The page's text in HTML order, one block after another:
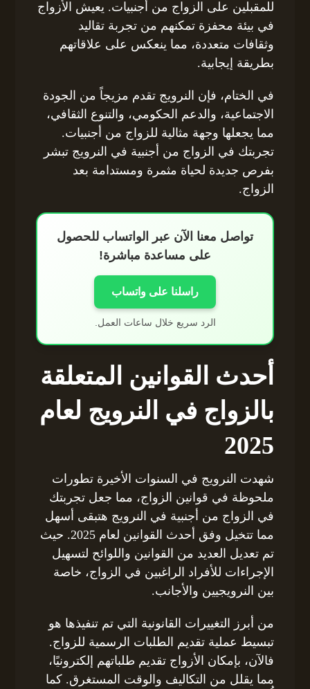
للمقبلين على الزواج من أجنبيات. يعيش الأزواج
في بيئة محفزة تمكنهم من تجربة تقاليد
وثقافات متعددة، مما ينعكس على علاقاتهم
بطريقة إيجابية.
في الختام، فإن النرويج تقدم مزيجاً من الجودة
الاجتماعية، والدعم الحكومي، والتنوع الثقافي،
مما يجعلها وجهة مثالية للزواج من أجنبيات.
تجربتك في الزواج من أجنبية في النرويج تبشر
بفرص جديدة لحياة مثمرة ومستدامة بعد
الزواج.
تواصل معنا الآن عبر الواتساب للحصول
على مساعدة مباشرة!
راسلنا على واتساب
الرد سريع خلال ساعات العمل.
أحدث القوانين المتعلقة
بالزواج في النرويج لعام
2025
شهدت النرويج في السنوات الأخيرة تطورات
ملحوظة في قوانين الزواج، مما جعل تجربتك
في الزواج من أجنبية في النرويج هتبقى أسهل
مما تتخيل وفق أحدث القوانين لعام 2025. حيث
تم تعديل العديد من القوانين واللوائح لتسهيل
الإجراءات للأفراد الراغبين في الزواج، خاصة
بين النرويجيين والأجانب.
من أبرز التغييرات القانونية التي تم تنفيذها هو
تبسيط عملية تقديم الطلبات الرسمية للزواج.
فالآن، بإمكان الأزواج تقديم طلباتهم إلكترونيًا،
مما يقلل من التكاليف والوقت المستغرق. كما